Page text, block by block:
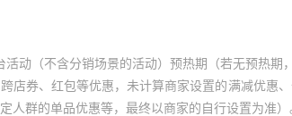
活动（不含分销场景的活动）预热期（若无预热
店券、红包等优惠，未计算商家设置的满减优
人群的单品优惠等，最终以商家的自行设置为准